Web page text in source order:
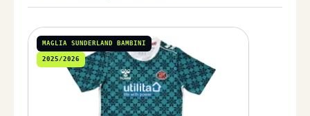
MAGLIA SUNDERLAND BAMBINI
2025/2026